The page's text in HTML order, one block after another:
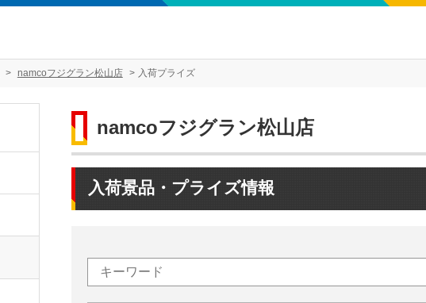
namcoフジグラン松山店 入荷プライズ
namcoフジグラン松山店
入荷景品・プライズ情報